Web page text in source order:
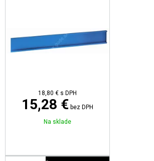
18,80 € s DPH
15,28 € bez DPH
Na sklade